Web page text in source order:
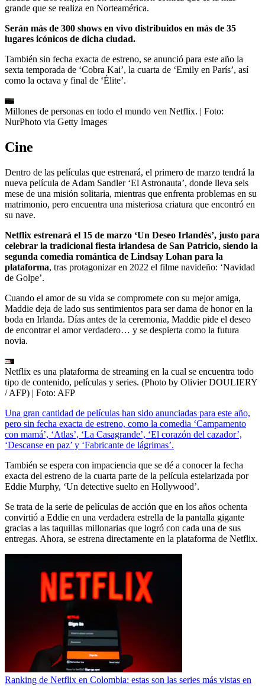
grande que se realiza en Norteamérica.
Serán más de 300 shows en vivo distribuidos en más de 35
lugares icónicos de dicha ciudad.
También sin fecha exacta de estreno, se anunció para este año la
sexta temporada de ‘Cobra Kai’, la cuarta de ‘Emily en París’, así
como la octava y final de ‘Élite’.
Millones de personas en todo el mundo ven Netflix. | Foto:
NurPhoto via Getty Images
Cine
Dentro de las películas que estrenará, el primero de marzo tendrá la
nueva película de Adam Sandler ‘El Astronauta’, donde lleva seis
mese de una misión solitaria, mientras que enfrenta problemas en su
matrimonio, pero encuentra una misteriosa criatura que encontró en
su nave.
Netflix estrenará el 15 de marzo ‘Un Deseo Irlandés’, justo para
celebrar la tradicional fiesta irlandesa de San Patricio, siendo la
segunda comedia romántica de Lindsay Lohan para la
plataforma, tras protagonizar en 2022 el filme navideño: ‘Navidad
de Golpe’.
Cuando el amor de su vida se compromete con su mejor amiga,
Maddie deja de lado sus sentimientos para ser dama de honor en la
boda en Irlanda. Días antes de la ceremonia, Maddie pide el deseo
de encontrar el amor verdadero… y se despierta como la futura
novia.
Netflix es una plataforma de streaming en la cual se encuentra todo
tipo de contenido, películas y series. (Photo by Olivier DOULIERY
/ AFP) | Foto: AFP
Una gran cantidad de películas han sido anunciadas para este año,
pero sin fecha exacta de estreno, como la comedia ‘Campamento
con mamá’, ‘Atlas’, ‘La Casagrande’, ‘El corazón del cazador’,
‘Descanse en paz’ y ‘Fabricante de lágrimas’.
También se espera con impaciencia que se dé a conocer la fecha
exacta del estreno de la cuarta parte de la película estelarizada por
Eddie Murphy, ‘Un detective suelto en Hollywood’.
Se trata de la serie de películas de acción que en los años ochenta
convirtió a Eddie en una verdadera estrella de la pantalla gigante
gracias a las taquillas millonarias que logró con cada una de sus
entregas. Ahora, se estrena directamente en la plataforma de Netflix.
Ranking de Netflix en Colombia: estas son las series más vistas en